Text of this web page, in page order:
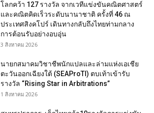
โลกคว้า 127 รางวัล จากเวทีแข่งขันคณิตศาสตร์
และคณิตคิดเร็วระดับนานาชาติ ครั้งที่ 46 ณ
ประเทศสิงคโปร์ เดินทางกลับถึงไทยท่ามกลาง
การต้อนรับอย่างอบอุ่น
3 สิงหาคม 2026
นายกสมาคมวิชาชีพนักแปลและล่ามแห่งเอเชีย
ตะวันออกเฉียงใต้ (SEAProTI) ตบเท้าเข้ารับ
รางวัล “Rising Star in Arbitrations”
1 สิงหาคม 2026